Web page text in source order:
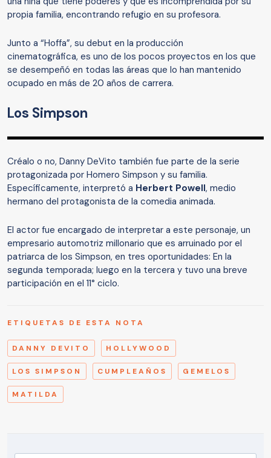
propia familia, encontrando refugio en su profesora.
Junto a “Hoffa”, su debut en la producción
cinematográfica, es uno de los pocos proyectos en los que
se desempeñó en todas las áreas que lo han mantenido
ocupado en más de 20 años de carrera.
Los Simpson
Créalo o no, Danny DeVito también fue parte de la serie
protagonizada por Homero Simpson y su familia.
Específicamente, interpretó a Herbert Powell, medio
hermano del protagonista de la comedia animada.
El actor fue encargado de interpretar a este personaje, un
empresario automotriz millonario que es arruinado por el
patriarca de los Simpson, en tres oportunidades: En la
segunda temporada; luego en la tercera y tuvo una breve
participación en el 11° ciclo.
ETIQUETAS DE ESTA NOTA
DANNY DEVITO HOLLYWOOD
LOS SIMPSON CUMPLEAÑOS GEMELOS
MATILDA